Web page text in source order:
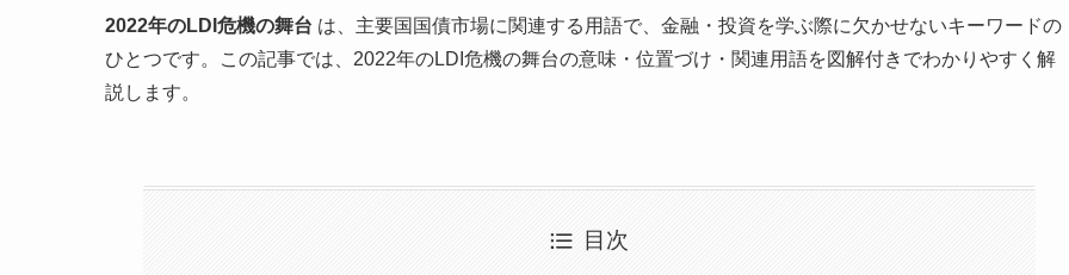
2022年のLDI危機の舞台 は、主要国国債市場に関連する用語で、金融・投資を学ぶ際に欠かせないキーワードの
ひとつです。この記事では、2022年のLDI危機の舞台の意味・位置づけ・関連用語を図解付きでわかりやすく解
説します。
目次